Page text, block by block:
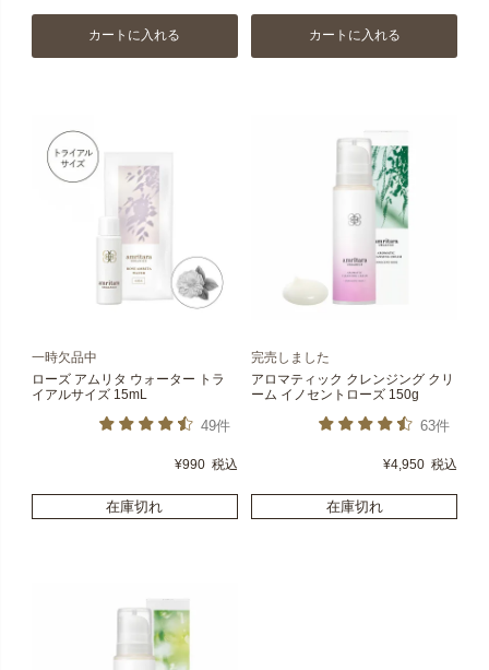
カートに入れる カートに入れる
一時欠品中
ローズ アムリタ ウォーター トラ
イアルサイズ 15mL
49件
¥990 税込
在庫切れ
完売しました
アロマティック クレンジング クリ
ーム イノセントローズ 150g
63件
¥4,950 税込
在庫切れ